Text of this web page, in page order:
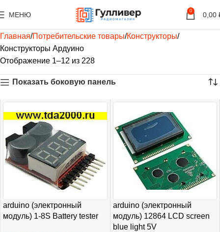
МЕНЮ 0 0,00
Главная Потребительские товары Конструкторы
Конструкторы Ардуино
Отображение 1–12 из 228
Показать боковую панель
arduino (электронный
модуль) 1-8S Battery tester
arduino (электронный
модуль) 12864 LCD screen
blue light 5V